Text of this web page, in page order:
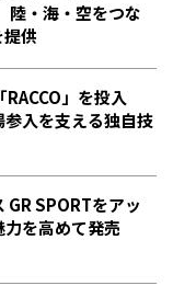
・海・空をつな
供
RACCO」を投入
入を支える独自技
GR SPORTをアッ
を高めて発売